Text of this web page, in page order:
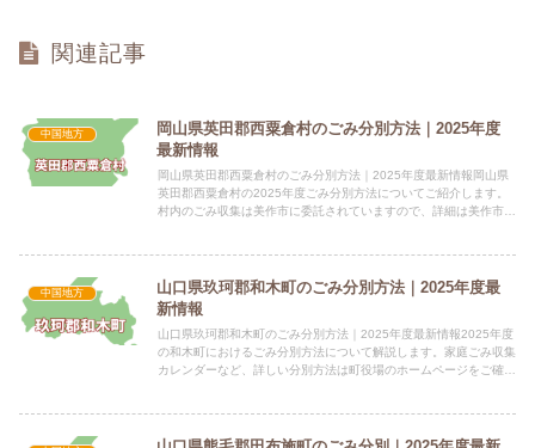
関連記事
中国地方
岡山県英田郡西粟倉村のごみ分別方法｜2025年度
最新情報
岡山県英田郡西粟倉村のごみ分別方法｜2025年度最新情報岡山県
英田郡西粟倉村の2025年度ごみ分別方法についてご紹介します。
村内のごみ収集は美作市に委託されていますので、詳細は美作市の
中国地方
山口県玖珂郡和木町のごみ分別方法｜2025年度最
新情報
山口県玖珂郡和木町のごみ分別方法｜2025年度最新情報2025年度
の和木町におけるごみ分別方法について解説します。家庭ごみ収集
カレンダーなど、詳しい分別方法は町役場のホームページをご確認